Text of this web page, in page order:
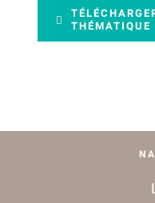
THÉMATIQUE